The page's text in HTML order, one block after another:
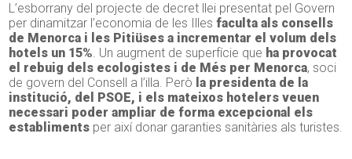
L’esborrany del projecte de decret llei presentat pel Govern
per dinamitzar l’economia de les Illesfaculta als consells
de Menorca i les Pitiüses a incrementar el volum dels
hotels un 15%. Un augment de superfície que ha provocat
el rebuig dels ecologistes i de Més per Menorca, soci
de govern del Consell a l’illa. Però la presidenta de la
institució, del PSOE, i els mateixos hotelers veuen
necessari poder ampliar de forma excepcional els
establiments per així donar garanties sanitàries als turistes.